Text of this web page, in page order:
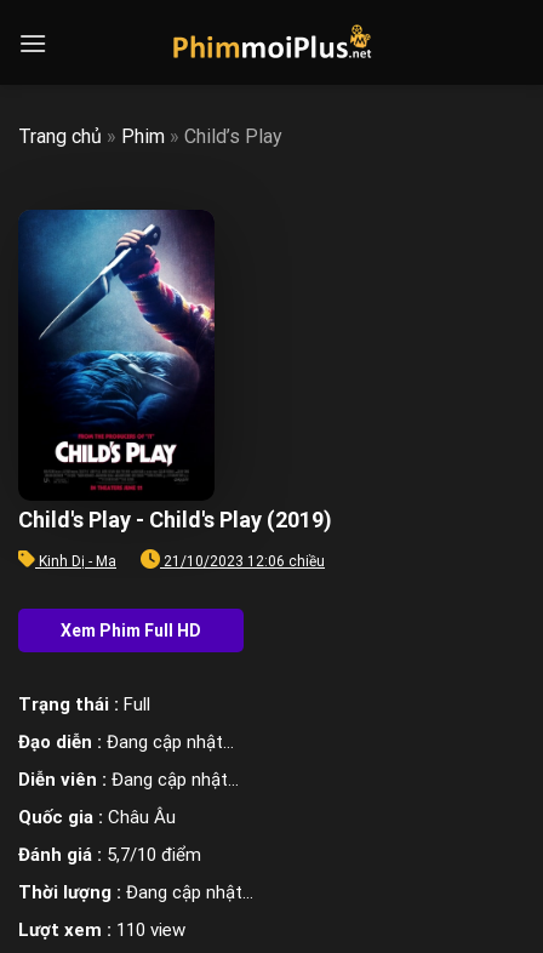
Trang chủ » Phim » Child’s Play
Child's Play - Child's Play (2019)
Kinh Dị - Ma 21/10/2023 12:06 chiều
Trạng thái : Full
Đạo diễn : Đang cập nhật…
Diễn viên : Đang cập nhật…
Quốc gia : Châu Âu
Đánh giá : 5,7/10 điểm
Thời lượng : Đang cập nhật…
Lượt xem : 110 view